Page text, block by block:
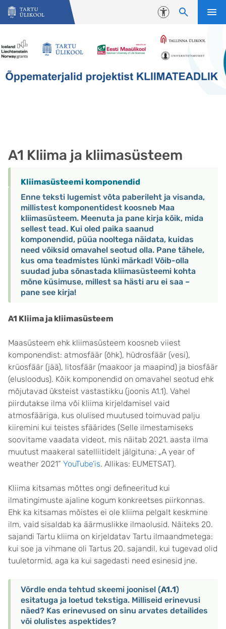
Liigu edasi põhisisu juurde
Juurdepääsetavus
A1 Kliima ja kliimasüsteem
Kliimasüsteemi komponendid
Enne teksti lugemist võta paberileht ja visanda,
millistest komponentidest koosneb Maa
kliimasüsteem. Meenuta ja pane kirja kõik, mida
sellest tead. Kui oled paika saanud
komponendid, püüa nooltega näidata, kuidas
need võiksid omavahel seotud olla. Pane tähele,
kus oma teadmistes lünki märkad! Võib-olla
suudad juba sõnastada kliimasüsteemi kohta
mõne küsimuse, millest sa hästi aru ei saa –
pane see kirja!
A1 Kliima ja kliimasüsteem
Maasüsteem ehk kliimasüsteem koosneb viiest
komponendist: atmosfäär (õhk), hüdrosfäär (vesi),
krüosfäär (jää), litosfäär (maakoor ja maapind) ja biosfäär
(elusloodus). Kõik komponendid on omavahel seotud ehk
mõjutavad üksteist vastastikku (joonis A1.1). Vahel
piirdutakse ilma või kliima kirjeldamisel vaid
atmosfääriga, kus olulised muutused toimuvad palju
kiiremini kui teistes sfäärides (Selle ilmestamiseks
soovitame vaadata videot, mis näitab 2021. aasta ilma
muutust maakeral satelliitidelt jälgituna: „A year of
weather 2021“ YouTube’is. Allikas: EUMETSAT).
Kliima kitsamas mõttes ongi defineeritud kui
ilmatingimuste ajaline kogum konkreetses piirkonnas.
Ehk ka kitsamas mõistes ei ole kliima pelgalt keskmine
ilm, vaid sisaldab ka äärmuslikke ilmaolusid. Näiteks 20.
sajandi Tartu kliima on kirjeldatav Tartu ilmaandmetega:
kui soe ja vihmane oli Tartus 20. sajandil, kui tugevad olid
tuuletormid, aga ka kui sagedasti need esinesid jne.
Võrdle enda tehtud skeemi joonisel (A1.1)
esitatuga ja loetud tekstiga. Milliseid erinevusi
näed? Kas erinevused on sinu arvates detailides
või olulistes aspektides?